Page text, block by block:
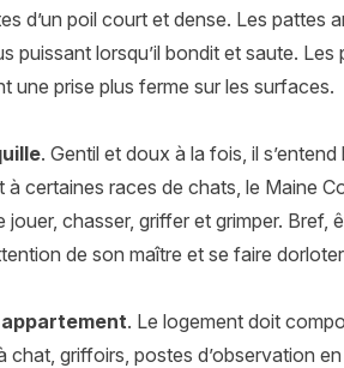
d’un poil court et dense. Les pattes
puissant lorsqu’il bondit et saute.
une prise plus ferme sur les surfaces.
. Gentil et doux à la fois, il
certaines races de chats, le Maine
chasser, griffer et grimper. Bref,
de son maître et se faire
. Le logement doit
chat, griffoirs, postes d’observation